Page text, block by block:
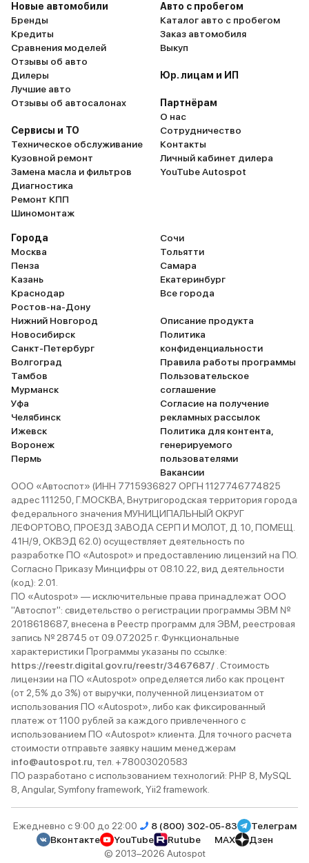
Новые автомобили
Бренды
Кредиты
Сравнения моделей
Отзывы об авто
Дилеры
Лучшие авто
Отзывы об автосалонах
Сервисы и ТО
Техническое обслуживание
Кузовной ремонт
Замена масла и фильтров
Диагностика
Ремонт КПП
Шиномонтаж
Авто с пробегом
Каталог авто с пробегом
Заказ автомобиля
Выкуп
Юр. лицам и ИП
Партнёрам
О нас
Сотрудничество
Контакты
Личный кабинет дилера
YouTube Autospot
Города
Москва
Пенза
Казань
Краснодар
Ростов-на-Дону
Нижний Новгород
Новосибирск
Санкт-Петербург
Волгоград
Тамбов
Мурманск
Уфа
Челябинск
Ижевск
Воронеж
Пермь
Сочи
Тольятти
Самара
Екатеринбург
Все города
Описание продукта
Политика
конфиденциальности
Правила работы программы
Пользовательское
соглашение
Согласие на получение
рекламных рассылок
Политика для контента,
генерируемого
пользователями
Вакансии
ООО «Автоспот» (ИНН 7715936827 ОРГН 1127746774825
адрес 111250, Г.МОСКВА, Внутригородская территория города
федерального значения МУНИЦИПАЛЬНЫЙ ОКРУГ
ЛЕФОРТОВО, ПРОЕЗД ЗАВОДА СЕРП И МОЛОТ, Д. 10, ПОМЕЩ.
41Н/9, ОКВЭД 62.0) осуществляет деятельность по
разработке ПО «Autospot» и предоставлению лицензий на ПО.
Согласно Приказу Минцифры от 08.10.22, вид деятельности
(код): 2.01.
ПО «Autospot» — исключительные права принадлежат ООО
"Автоспот": свидетельство о регистрации программы ЭВМ №
2018618687, внесена в Реестр программ для ЭВМ, реестровая
запись № 28745 от 09.07.2025 г. Функциональные
характеристики Программы указаны по ссылке:
https://reestr.digital.gov.ru/reestr/3467687/ . Стоимость
лицензии на ПО «Autospot» определяется либо как процент
(от 2,5% до 3%) от выручки, полученной лицензиатом от
использования ПО «Autospot», либо как фиксированный
платеж от 1100 рублей за каждого привлеченного с
использованием ПО «Autospot» клиента. Для точного расчета
стоимости отправьте заявку нашим менеджерам
info@autospot.ru , тел. +78003020583
ПО разработано с использованием технологий: PHP 8, MySQL
8, Angular, Symfony framework, Yii2 framework.
Ежедневно с 9:00 до 22:00 8 (800) 302-05-83
Телеграм
Вконтакте
YouTube Rutube MAX
Дзен
© 2013–2026 Autospot